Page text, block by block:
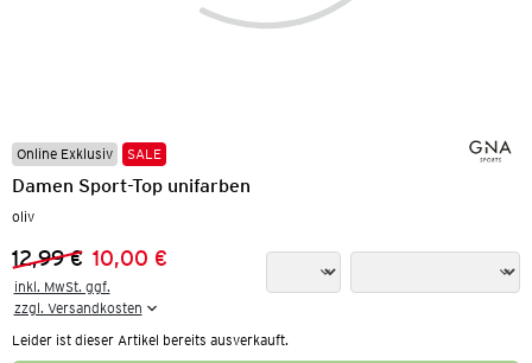
Online Exklusiv SALE
Damen Sport-Top unifarben
oliv
Vorheriger Preis:
12,99 €
Neuer Preis:
10,00 €
inkl. MwSt. ggf.
zzgl. Versandkosten
Leider ist dieser Artikel bereits ausverkauft.